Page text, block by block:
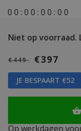
0 0 : 0 0 : 0 0 : 0 0
Niet op voorraad.
€449 €397
JE BESPAART €52
Op werkdagen